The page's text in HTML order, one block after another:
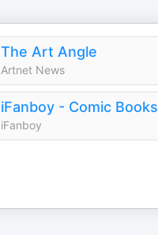
The Art Angle
Artnet News
iFanboy - Comic Books
iFanboy